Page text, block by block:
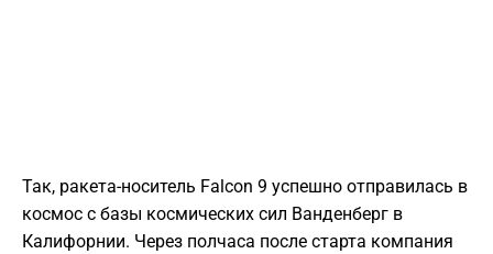
Так, ракета-носитель Falcon 9 успешно отправилась в
космос с базы космических сил Ванденберг в
Калифорнии. Через полчаса после старта компания